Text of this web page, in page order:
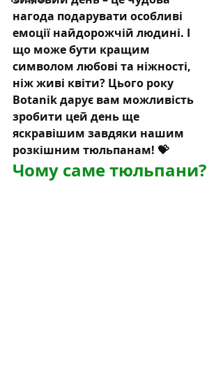
нагода подарувати особливі
емоції найдорожчій людині. І
що може бути кращим
символом любові та ніжності,
ніж живі квіти? Цього року
Botanik дарує вам можливість
зробити цей день ще
яскравішим завдяки нашим
розкішним тюльпанам! 💝
Чому саме тюльпани?